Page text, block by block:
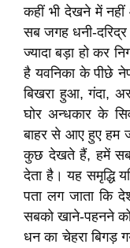
कहीं भी देखने में
सब जगह धनी-
ज्यादा बड़ा हो कर
है यवनिका के पीछे
बिखरा हुआ, गंदा,
घोर अन्धकार के
बाहर से आए हुए हम
कुछ देखते हैं, हमें सब
देता है। यह समृद्धि
पता लग जाता कि
सबको खाने-पहनने
धन का चेहरा बिगड़